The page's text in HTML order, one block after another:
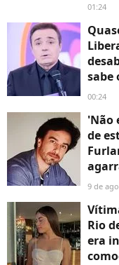
01:24
sabe
00:24
'Não
de
9 de
Rio
era